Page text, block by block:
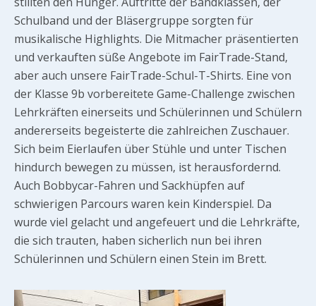
Schulband und der Bläsergruppe sorgten für
musikalische Highlights. Die Mitmacher präsentierten
und verkauften süße Angebote im FairTrade-Stand,
aber auch unsere FairTrade-Schul-T-Shirts. Eine von
der Klasse 9b vorbereitete Game-Challenge zwischen
Lehrkräften einerseits und Schülerinnen und Schülern
andererseits begeisterte die zahlreichen Zuschauer.
Sich beim Eierlaufen über Stühle und unter Tischen
hindurch bewegen zu müssen, ist herausfordernd.
Auch Bobbycar-Fahren und Sackhüpfen auf
schwierigen Parcours waren kein Kinderspiel. Da
wurde viel gelacht und angefeuert und die Lehrkräfte,
die sich trauten, haben sicherlich nun bei ihren
Schülerinnen und Schülern einen Stein im Brett.